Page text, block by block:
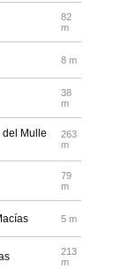
82
m
8 m
38
m
del Mulle
263
m
79
m
5 m
213
m